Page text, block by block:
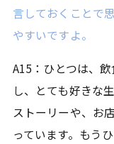
言しておくことで
やすいですよ。
A15：ひとつは、
し、とても好きな
ストーリーや、お
っています。もう